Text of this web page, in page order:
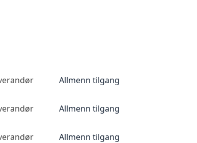
Allmenn tilgang
Allmenn tilgang
Allmenn tilgang